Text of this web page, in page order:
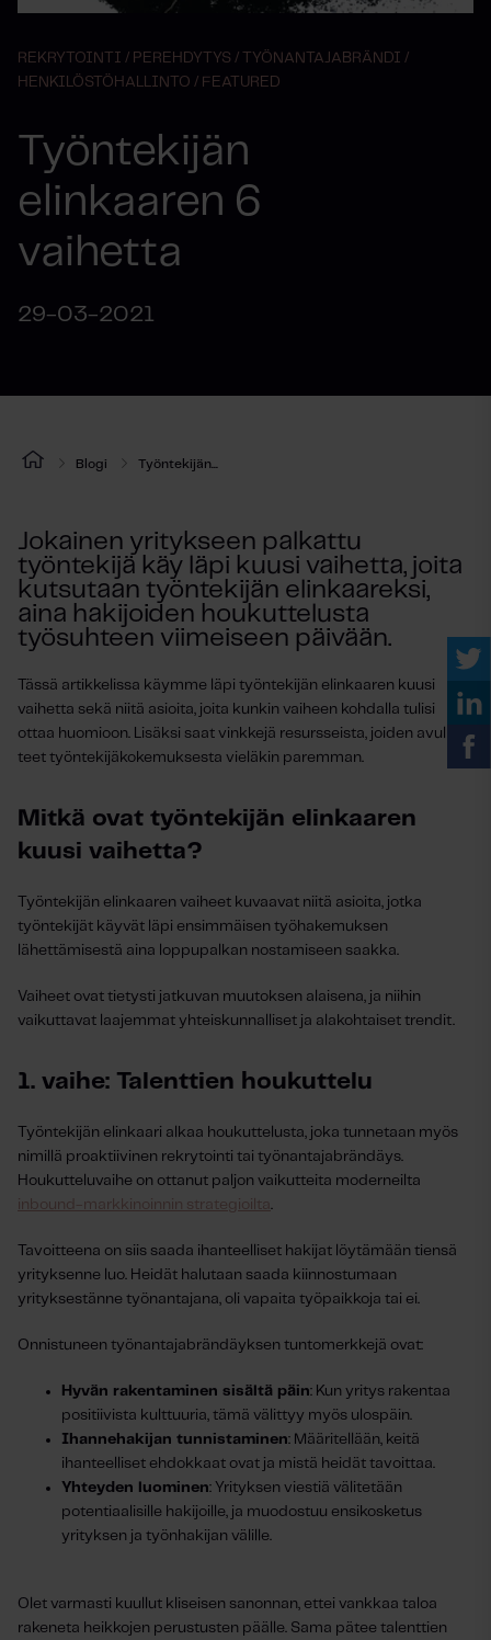
REKRYTOINTI / PEREHDYTYS /
TYÖNANTAJABRÄNDI /
HENKILÖSTÖHALLINTO / FEATURED
Työntekijän
elinkaaren 6
vaihetta
29-03-2021
Blogi Työntekijän...
Jokainen yritykseen palkattu
työntekijä käy läpi kuusi vaihetta, joita
kutsutaan työntekijän elinkaareksi,
aina hakijoiden houkuttelusta
työsuhteen viimeiseen päivään.
Tässä artikkelissa käymme läpi työntekijän elinkaaren kuusi
vaihetta sekä niitä asioita, joita kunkin vaiheen kohdalla tulisi
ottaa huomioon. Lisäksi saat vinkkejä resursseista, joiden avulla
teet työntekijäkokemuksesta vieläkin paremman.
Mitkä ovat työntekijän elinkaaren
kuusi vaihetta?
Työntekijän elinkaaren vaiheet kuvaavat niitä asioita, jotka
työntekijät käyvät läpi ensimmäisen työhakemuksen
lähettämisestä aina loppupalkan nostamiseen saakka.
Vaiheet ovat tietysti jatkuvan muutoksen alaisena, ja niihin
vaikuttavat laajemmat yhteiskunnalliset ja alakohtaiset trendit.
1. vaihe: Talenttien houkuttelu
Työntekijän elinkaari alkaa houkuttelusta, joka tunnetaan myös
nimillä proaktiivinen rekrytointi tai työnantajabrändäys.
Houkutteluvaihe on ottanut paljon vaikutteita moderneilta
inbound-markkinoinnin strategioilta .
Tavoitteena on siis saada ihanteelliset hakijat löytämään tiensä
yrityksenne luo. Heidät halutaan saada kiinnostumaan
yrityksestänne työnantajana, oli vapaita työpaikkoja tai ei.
Onnistuneen työnantajabrändäyksen tuntomerkkejä ovat:
Hyvän rakentaminen sisältä päin: Kun yritys rakentaa
positiivista kulttuuria, tämä välittyy myös ulospäin.
Ihannehakijan tunnistaminen: Määritellään, keitä
ihanteelliset ehdokkaat ovat ja mistä heidät tavoittaa.
Yhteyden luominen: Yrityksen viestiä välitetään
potentiaalisille hakijoille, ja muodostuu ensikosketus
yrityksen ja työnhakijan välille.
Olet varmasti kuullut kliseisen sanonnan, ettei vankkaa taloa
rakeneta heikkojen perustusten päälle. Sama pätee talenttien